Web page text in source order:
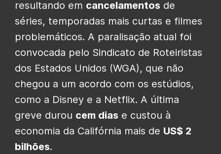
resultando em cancelamentos de
séries, temporadas mais curtas e filmes
problemáticos. A paralisação atual foi
convocada pelo Sindicato de Roteiristas
dos Estados Unidos (WGA), que não
chegou a um acordo com os estúdios,
como a Disney e a Netflix. A última
greve durou cem dias e custou à
economia da Califórnia mais de US$ 2
bilhões.